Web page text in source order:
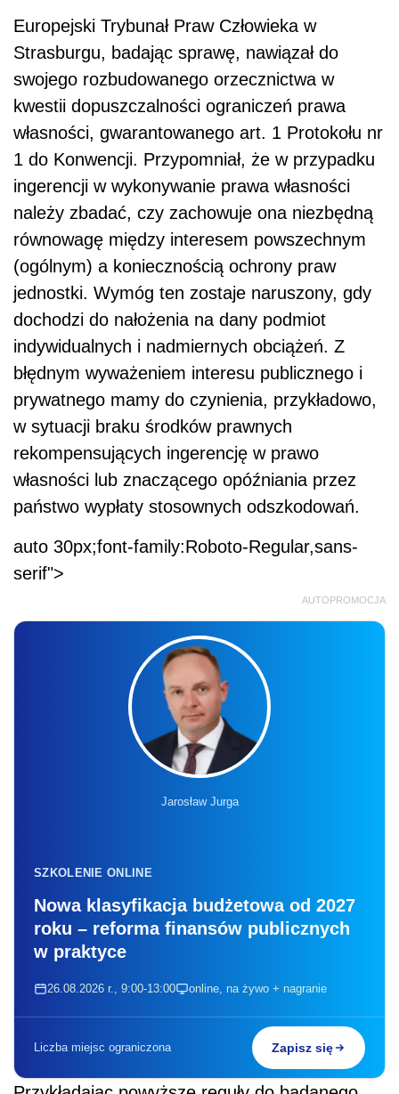
Europejski Trybunał Praw Człowieka w
Strasburgu, badając sprawę, nawiązał do
swojego rozbudowanego orzecznictwa w
kwestii dopuszczalności ograniczeń prawa
własności, gwarantowanego art. 1 Protokołu nr
1 do Konwencji. Przypomniał, że w przypadku
ingerencji w wykonywanie prawa własności
należy zbadać, czy zachowuje ona niezbędną
równowagę między interesem powszechnym
(ogólnym) a koniecznością ochrony praw
jednostki. Wymóg ten zostaje naruszony, gdy
dochodzi do nałożenia na dany podmiot
indywidualnych i nadmiernych obciążeń. Z
błędnym wyważeniem interesu publicznego i
prywatnego mamy do czynienia, przykładowo,
w sytuacji braku środków prawnych
rekompensujących ingerencję w prawo
własności lub znaczącego opóźniania przez
państwo wypłaty stosownych odszkodowań.
auto 30px;font-family:Roboto-Regular,sans-
serif">
AUTOPROMOCJA
Jarosław Jurga
SZKOLENIE ONLINE
Nowa klasyfikacja budżetowa od 2027
roku – reforma finansów publicznych
w praktyce
26.08.2026 r., 9:00-13:00 online, na żywo + nagranie
Liczba miejsc ograniczona Zapisz się